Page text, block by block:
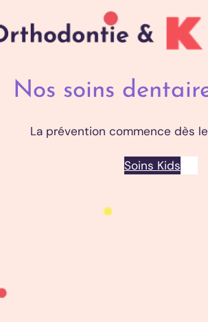
Nos soins
La prévention commence dès
Soins Kids